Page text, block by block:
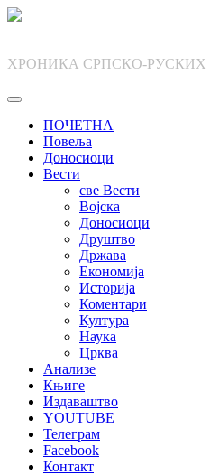
Skip
ХРОНИКА СРПСКО-РУСКИХ
ПОЧЕТНА
Повеља
Доносиоци
Вести
све Вести
Војска
Доносиоци
Друштво
Држава
Економија
Историја
Коментари
Култура
Наука
Црква
Анализе
Књиге
Издаваштво
YOUTUBE
Телеграм
Facebook
Контакт